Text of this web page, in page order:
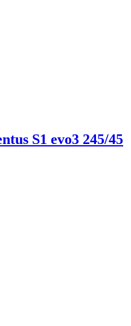
S1 evo3 245/45